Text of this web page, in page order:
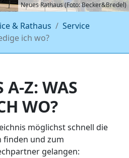
Neues Rathaus (Foto: Becker&Bredel)
& Rathaus
Service
ich wo?
A-Z: WAS
WO?
möglichst schnell die
und zum
gelangen: